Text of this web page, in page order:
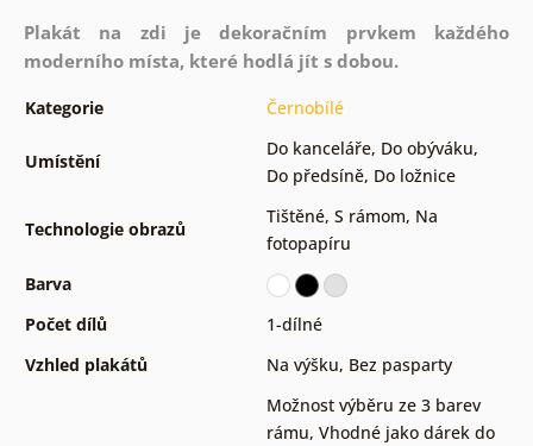
Plakát na zdi je dekoračním prvkem každého
moderního místa, které hodlá jít s dobou.
Kategorie Černobílé
Umístění
Do kanceláře, Do obýváku,
Do předsíně, Do ložnice
Technologie obrazů
Tištěné, S rámom, Na
fotopapíru
Barva
Počet dílů
1-dílné
Vzhled plakátů
Na výšku, Bez pasparty
Možnost výběru ze 3 barev
rámu, Vhodné jako dárek do